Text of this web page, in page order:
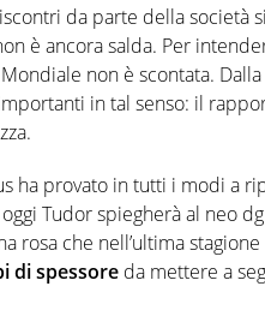
da parte della società
è ancora salda. Per
non è scontata. Dalla
in tal senso: il
ha provato in tutti i modi a
Tudor spiegherà al neo
rosa che nell’ultima
di spessore da mettere a